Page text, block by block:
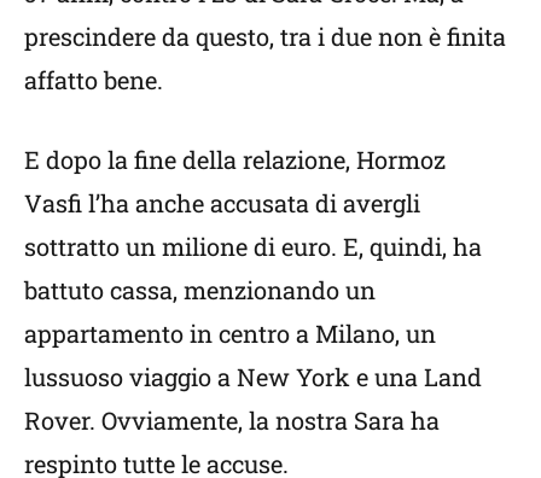
prescindere da questo, tra i due non è finita
affatto bene.
E dopo la fine della relazione, Hormoz
Vasfi l’ha anche accusata di avergli
sottratto un milione di euro. E, quindi, ha
battuto cassa, menzionando un
appartamento in centro a Milano, un
lussuoso viaggio a New York e una Land
Rover. Ovviamente, la nostra Sara ha
respinto tutte le accuse.